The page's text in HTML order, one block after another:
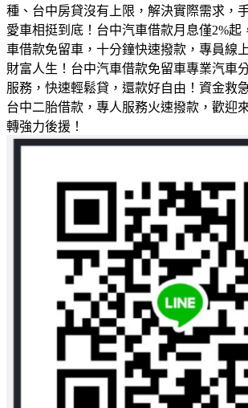
種、台中房貸沒有上限，解決實際需求，
愛車相挺到底！台中汽車借款月息僅2%起
車借款免留車，十分鐘快速撥款，專員線
財富人生！台中汽車借款免留車專業汽車
服務，快速輕鬆貸，還款好自由！資金救
台中二胎借款，專人服務火速撥款，歡迎
轉強力後援！